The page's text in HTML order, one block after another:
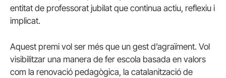
entitat de professorat jubilat que continua actiu, reflexiu i
implicat.
Aquest premi vol ser més que un gest d’agraïment. Vol
visibilitzar una manera de fer escola basada en valors
com la renovació pedagògica, la catalanització de